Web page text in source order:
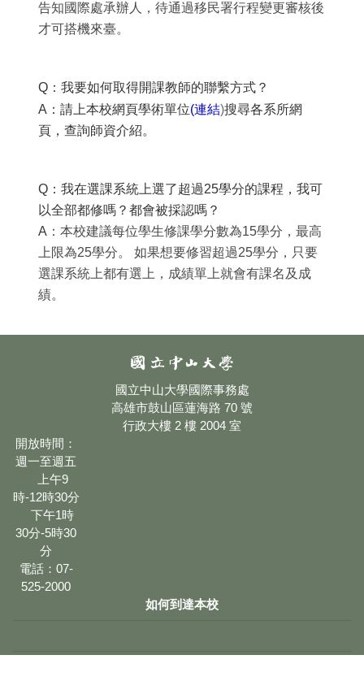
告知國際處承辦人，待通過移民署行程變更審核後
才可搭機來臺。
Q ：我要如何取得開課教師的聯繫方式？
A ：請上本校網頁學術單位(連結)搜尋各系所網
頁，查詢師資介紹。
Q ：我在選課系統上選了超過25學分的課程，我可
以全部都修嗎？都會被採認嗎？
A ：本校建議每位學生修課學分數為15學分，最高
上限為25學分。 如果想要修習超過25學分，只要
選課系統上都有選上，成績單上就會有課名及成
績。
國立中山大學國際事務處
高雄市鼓山區蓮海路 70 號
行政大樓 2 樓 2004 室
開放時間：
週一至週五
上午9
時-12時30分
下午1時
30分-5時30
分
電話：07-
525-2000
如何到達本校